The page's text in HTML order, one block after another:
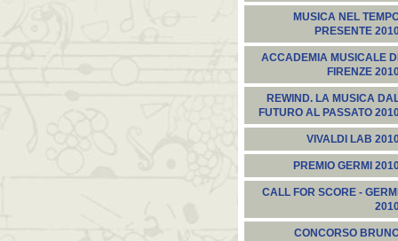
MUSICA NEL
PRESENTE
ACCADEMIA MUSICALE DI
FIRENZE
REWIND. LA MUSICA
FUTURO AL PASSATO
VIVALDI LAB
PREMIO GERMI
CALL FOR SCORE - GERMI
CONCORSO